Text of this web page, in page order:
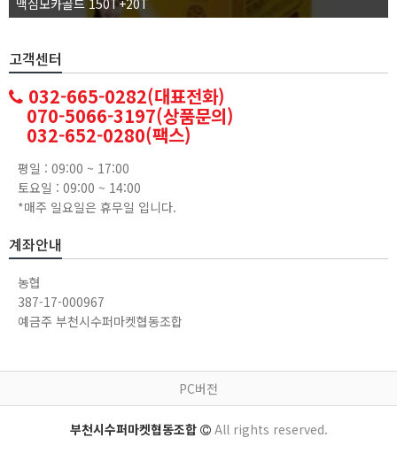
고객센터
032-665-0282(대표전화)
070-5066-3197(상품문의)
032-652-0280(팩스)
평일 : 09:00 ~ 17:00
토요일 : 09:00 ~ 14:00
*매주 일요일은 휴무일 입니다.
계좌안내
농협
387-17-000967
예금주 부천시수퍼마켓협동조합
PC버전
부천시수퍼마켓협동조합 All rights reserved.